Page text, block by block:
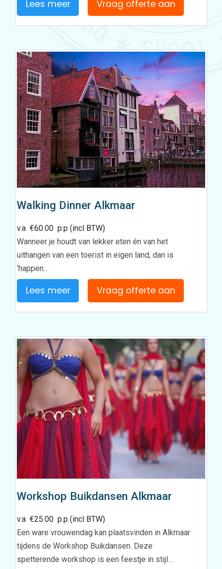
Lees meer Vraag offerte aan
Walking Dinner Alkmaar
v.a€60.00 p.p (incl BTW)
Wanneer je houdt van lekker eten én van het
uithangen van een toerist in eigen land, dan is
‘happen…
Lees meer Vraag offerte aan
Workshop Buikdansen Alkmaar
v.a€25.00 p.p (incl BTW)
Een ware vrouwendag kan plaatsvinden in Alkmaar
tijdens de Workshop Buikdansen. Deze
spetterende workshop is een feestje in stijl…